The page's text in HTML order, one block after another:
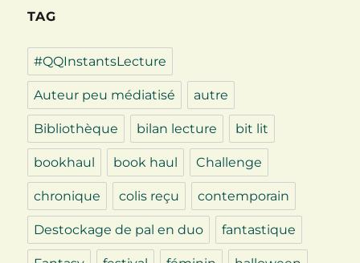
TAG
#QQInstantsLecture
Auteur peu médiatisé autre
Bibliothèque bilan lecture bit lit
bookhaul book haul Challenge
chronique colis reçu contemporain
Destockage de pal en duo fantastique